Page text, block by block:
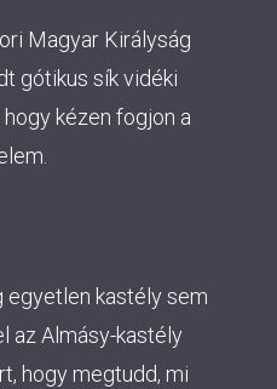
Magyar Királyság
gótikus sík vidéki
kézen fogjon a
egyetlen kastély sem
az Almásy-kastély
hogy megtudd, mi